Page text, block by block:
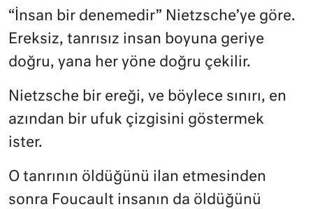
“İnsan bir denemedir” Nietzsche’ye göre.
Ereksiz, tanrısız insan boyuna geriye
doğru, yana her yöne doğru çekilir.
Nietzsche bir ereği, ve böylece sınırı, en
azından bir ufuk çizgisini göstermek
ister.
O tanrının öldüğünü ilan etmesinden
sonra Foucault insanın da öldüğünü